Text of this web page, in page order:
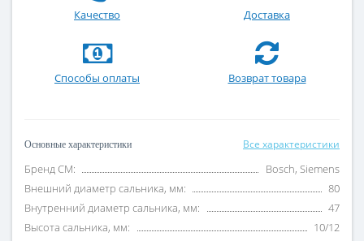
Качество Доставка
Способы оплаты Возврат товара
Основные характеристики Все характеристики
Бренд СМ:
Bosch, Siemens
Внешний диаметр сальника, мм:
80
Внутренний диаметр сальника, мм:
47
Высота сальника, мм:
10/12